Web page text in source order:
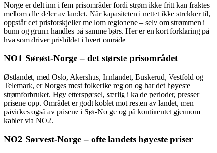
Norge er delt inn i fem prisområder fordi strøm ikke fritt kan fraktes
mellom alle deler av landet. Når kapasiteten i nettet ikke strekker til,
oppstår det prisforskjeller mellom regionene – selv om strømmen i
bunn og grunn handles på samme børs. Her er en kort forklaring på
hva som driver prisbildet i hvert område.
NO1 Sørøst-Norge – det største prisområdet
Østlandet, med Oslo, Akershus, Innlandet, Buskerud, Vestfold og
Telemark, er Norges mest folkerike region og har det høyeste
strømforbruket. Høy etterspørsel, særlig i kalde perioder, presser
prisene opp. Området er godt koblet mot resten av landet, men
påvirkes også av prisene i Sør-Norge og på kontinentet gjennom
kabler via NO2.
NO2 Sørvest-Norge – ofte landets høyeste priser